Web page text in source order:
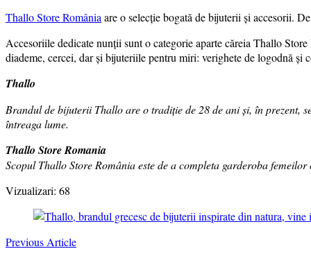
Thallo Store Româniaare o selecție bogată de bijuterii și accesorii.
Accesoriile dedicate nunții sunt o categorie aparte căreia Thallo
diademe, cercei, dar şi bijuteriile pentru miri: verighete de logodnă şi
Thallo
Brandul de bijuterii Thallo are o tradiţie de 28 de ani şi, în prezent,
întreaga lume.
Thallo Store Romania
Scopul Thallo Store România este de a completa garderoba
Vizualizari: 68
Post
Navigation
Previous Article